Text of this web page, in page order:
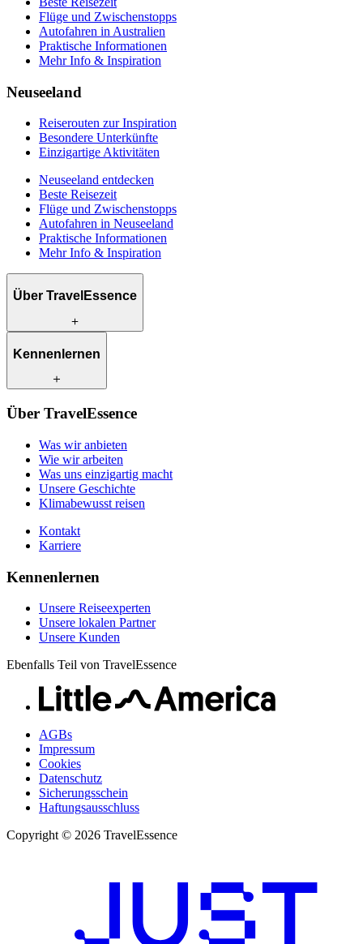
Flüge und Zwischenstopps
Autofahren in Australien
Praktische Informationen
Mehr Info & Inspiration
Neuseeland
Reiserouten zur Inspiration
Besondere Unterkünfte
Einzigartige Aktivitäten
Neuseeland entdecken
Beste Reisezeit
Flüge und Zwischenstopps
Autofahren in Neuseeland
Praktische Informationen
Mehr Info & Inspiration
Über TravelEssence
Was wir anbieten
Was uns einzigartig macht
Klimabewusst reisen
Kontakt
Karriere
Kennenlernen
Unsere Reiseexperten
Unsere Kunden
Über TravelEssence
Was wir anbieten
Wie wir arbeiten
Was uns einzigartig macht
Unsere Geschichte
Klimabewusst reisen
Kontakt
Karriere
Kennenlernen
Unsere Reiseexperten
Unsere lokalen Partner
Unsere Kunden
Ebenfalls Teil von TravelEssence
AGBs
Impressum
Cookies
Datenschutz
Sicherungsschein
Haftungsausschluss
Copyright © 2026 TravelEssence